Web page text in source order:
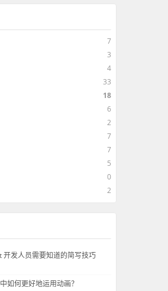
7
3
4
33
18
6
2
7
7
5
0
2
开发人员需要知道的简写技巧
如何更好地运用动画？